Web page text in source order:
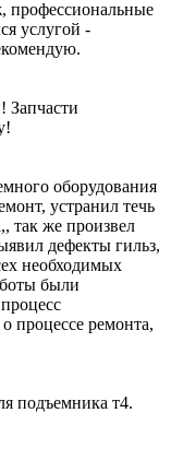
профессиональные
услугой -
Запчасти
оборудования
устранил течь
так же произвел
дефекты гильз,
необходимых
были
процессе ремонта,
подъемника т4.